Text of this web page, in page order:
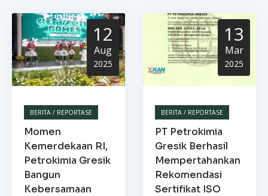
12
Aug
2025
BERITA / REPORTASE
Momen
Kemerdekaan RI,
Petrokimia Gresik
Bangun
Kebersamaan
13
Mar
2025
BERITA / REPORTASE
PT Petrokimia
Gresik Berhasil
Mempertahankan
Rekomendasi
Sertifikat ISO